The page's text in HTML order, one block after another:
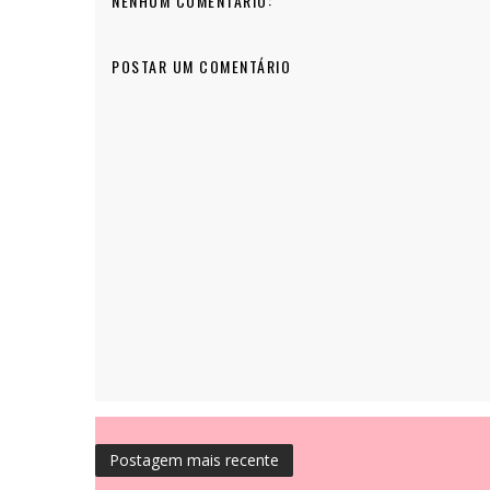
POSTAR UM COMENTÁRIO
Postagem mais recente